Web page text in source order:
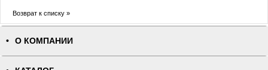
Возврат к списку »
О КОМПАНИИ